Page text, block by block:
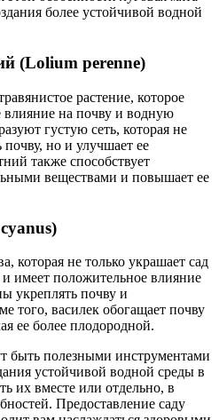
более устойчивой водной
(Lolium perenne)
растение, которое
влияние на почву и водную
густую сеть, которая не
почву, но и улучшает ее
также способствует
веществами и повышает ее
которая не только украшает сад
имеет положительное влияние
укреплять почву и
того, василек обогащает почву
ее более плодородной.
быть полезными инструментами
устойчивой водной среды в
их вместе или отдельно, в
Предоставление саду